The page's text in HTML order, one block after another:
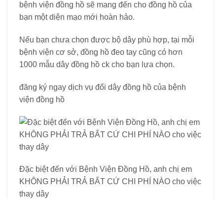
bệnh viện đồng hồ sẽ mang đến cho đồng hồ của
bạn một diện mạo mới hoàn hảo.
Nếu bạn chưa chọn được bộ dây phù hợp, tại mỗi
bệnh viện cơ sở, đồng hồ đeo tay cũng có hơn
1000 mẫu dây đồng hồ ck cho bạn lựa chọn.
đăng ký ngay dịch vụ đổi dây đồng hồ của bệnh
viện đồng hồ
Đặc biệt đến với Bệnh Viện Đồng Hồ, anh chị em
KHÔNG PHẢI TRẢ BẤT CỨ CHI PHÍ NÀO cho việc
thay dây